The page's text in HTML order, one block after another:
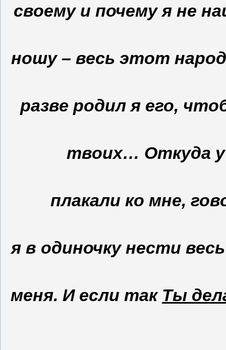
своему и почему я не
ношу – весь этот
разве родил я его,
твоих… Откуда
плакали ко мне,
я в одиночку нести
меня. И если так Ты